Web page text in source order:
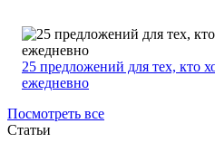
25 предложений для тех, кто
ежедневно
Посмотреть все
Статьи